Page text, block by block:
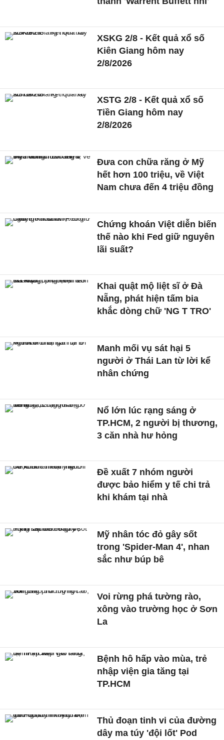
XSKG 2/8 - Kết quả xổ số
Kiên Giang hôm nay
2/8/2026
XSTG 2/8 - Kết quả xổ số
Tiền Giang hôm nay
2/8/2026
Đưa con chữa răng ở Mỹ
hết hơn 100 triệu, về Việt
Nam chưa đến 4 triệu đồng
Chứng khoán Việt diễn biến
thế nào khi Fed giữ nguyên
lãi suất?
Khai quật mộ liệt sĩ ở Đà
Nẵng, phát hiện tấm bia
khắc dòng chữ 'NG T TRO'
Manh mối vụ sát hại 5
người ở Thái Lan từ lời kể
nhân chứng
Nổ lớn lúc rạng sáng ở
TP.HCM, 2 người bị thương,
3 căn nhà hư hỏng
Đề xuất 7 nhóm người
được bảo hiểm y tế chi trả
khi khám tại nhà
Mỹ nhân tóc đỏ gây sốt
trong 'Spider-Man 4', nhan
sắc như búp bê
Voi rừng phá tường rào,
xông vào trường học ở Sơn
La
Bệnh hô hấp vào mùa, trẻ
nhập viện gia tăng tại
TP.HCM
Thủ đoạn tinh vi của đường
dây ma túy 'đội lốt' Pod